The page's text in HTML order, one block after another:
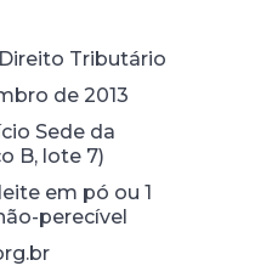
Tributário
de 2013
Sede da
B, lote 7)
em pó ou 1
perecível